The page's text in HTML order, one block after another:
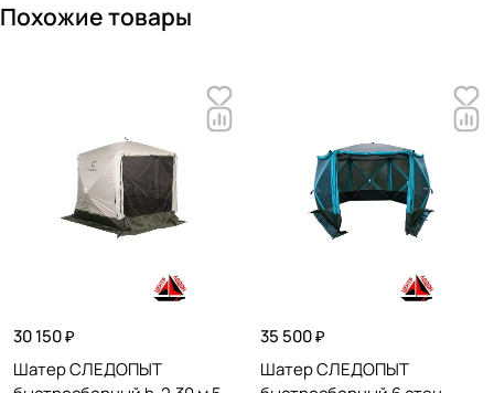
Похожие товары
30 150 ₽
Шатер СЛЕДОПЫТ
35 500 ₽
Шатер СЛЕДОПЫТ